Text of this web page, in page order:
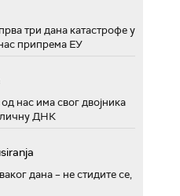
три дана катастрофе у
припрема ЕУ
нас има свог двојника
ДНК
дана – не стидите се,